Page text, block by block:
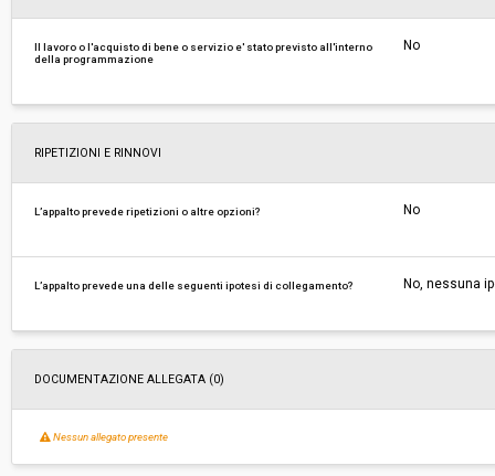
Il lavoro o l'acquisto di bene o servizio e' stato previsto all'interno
della programmazione
No
RIPETIZIONI E RINNOVI
L’appalto prevede ripetizioni o altre opzioni? No
L’appalto prevede una delle seguenti ipotesi di collegamento? No, nessuna
DOCUMENTAZIONE ALLEGATA (0)
Nessun allegato presente